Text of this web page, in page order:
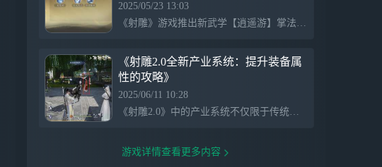
2025/05/23 13:03
《射雕》游戏推出新武学【逍遥游】掌法，该掌法源自洪七公，并在原著中以其轻盈灵动的特点著称。玩家将体验两位角色黄蓉与洪七公联手发招，展现如飞燕回旋的攻势。该掌法不仅体现了洪七公的自在精神，还融合了道家哲理【逍遥游】的无为思想，为游戏增添了独特魅力。
《射雕2.0全新产业系统：提升装备属
性的攻略》
2025/06/11 10:28
《射雕2.0》中的产业系统不仅限于传统的建设玩法，还能提升装备属性。玩家可通过NPC获取专属产业和基础房屋，并进行淬炼、匠作和种植等进阶玩法。淬炼系统允许玩家通过收集材料强化装备，显著提升属性，而种植系统则支持批量操作，提升农耕效率。
游戏详情查看更多内容